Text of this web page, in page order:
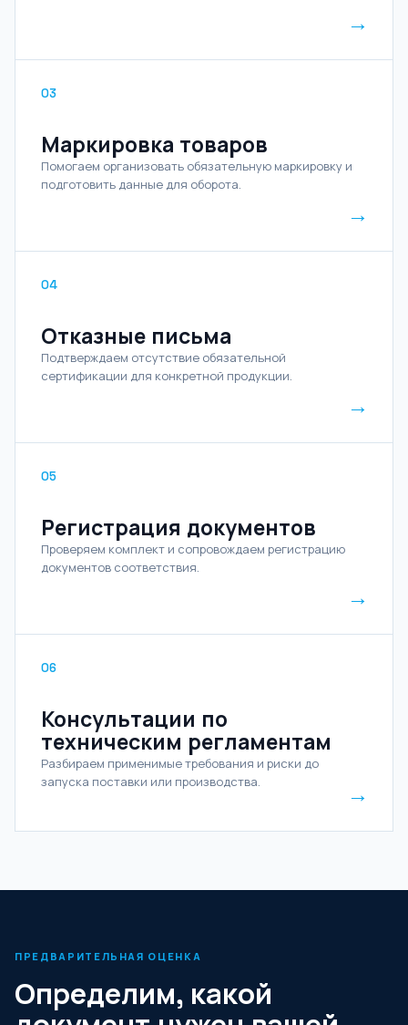
→
03
Маркировка товаров
Помогаем организовать обязательную маркировку и
подготовить данные для оборота.
→
04
Отказные письма
Подтверждаем отсутствие обязательной
сертификации для конкретной продукции.
→
05
Регистрация документов
Проверяем комплект и сопровождаем регистрацию
документов соответствия.
→
06
Консультации по
техническим регламентам
Разбираем применимые требования и риски до
запуска поставки или производства.
→
ПРЕДВАРИТЕЛЬНАЯ ОЦЕНКА
Определим, какой